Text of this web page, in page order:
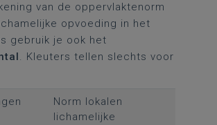
van de oppervlaktenorm
opvoeding in het
gebruik je ook het
. Kleuters tellen slechts voor
Norm lokalen
lichamelijke